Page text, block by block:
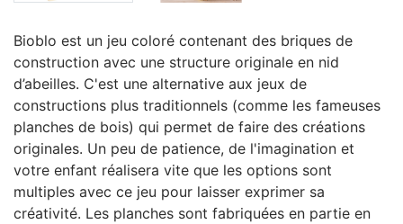
Bioblo est un jeu coloré contenant des briques de
construction avec une structure originale en nid
d’abeilles. C'est une alternative aux jeux de
constructions plus traditionnels (comme les fameuses
planches de bois) qui permet de faire des créations
originales. Un peu de patience, de l'imagination et
votre enfant réalisera vite que les options sont
multiples avec ce jeu pour laisser exprimer sa
créativité. Les planches sont fabriquées en partie en